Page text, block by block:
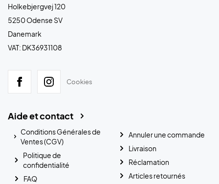
Holkebjergvej 120
5250 Odense SV
Danemark
VAT: DK36931108
Cookies
Aide et contact
Conditions Générales de
Ventes (CGV)
Politique de
confidentialité
FAQ
Annuler une commande
Livraison
Réclamation
Articles retournés